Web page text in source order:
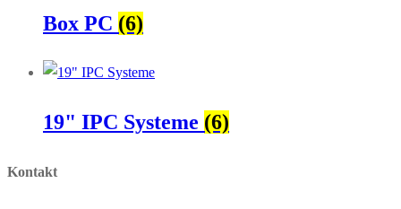
Box PC (6)
19" IPC Systeme (6)
Kontakt